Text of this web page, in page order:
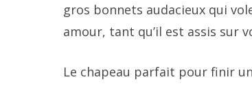
gros bonnets audacieux qui
amour, tant qu’il est assis sur
Le chapeau parfait pour finir